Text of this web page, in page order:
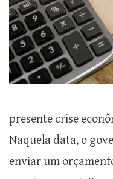
presente crise
Naquela data, o
enviar um